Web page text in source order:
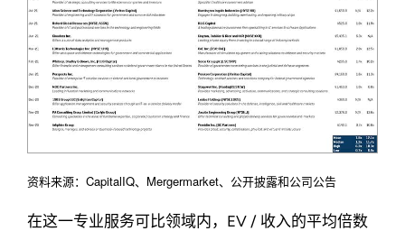
资料来源：CapitalIQ、Mergermarket、公开披露和公司公告
在这一专业服务可比领域内，EV / 收入的平均倍数